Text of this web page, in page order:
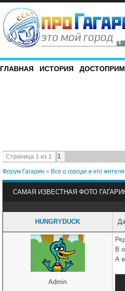
ГЛАВНАЯ ИСТОРИЯ
Страница 1 из 1 1
Форум Гагарин » Все о городе и его
САМАЯ ИЗВЕСТНАЯ ФОТО
HUNGRYDUCK
Admin
В
А